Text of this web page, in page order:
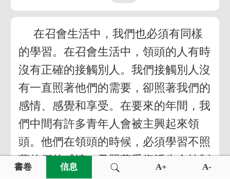
在召會生活中，我們也必須有同樣
的學習。在召會生活中，領頭的人有時
沒有正確的接觸別人。我們接觸別人沒
有一直照著他們的需要，卻照著我們的
感情、感覺和享受。在要來的年間，我
們中間有許多青年人會被主興起來領
頭。他們在領頭的時候，必須學習不照
著他們的感情，乃照著受復活生命控制
書卷 信息 A+ A-